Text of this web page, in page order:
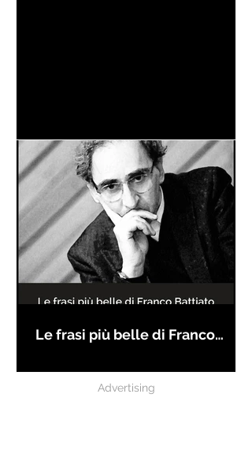
Le frasi più belle di Franco
Advertising